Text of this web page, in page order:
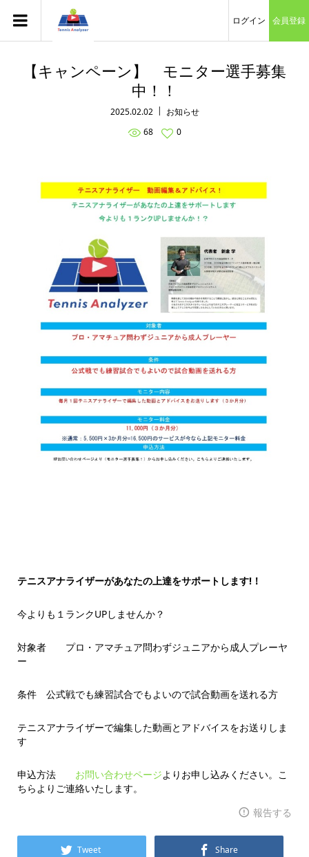
ログイン 会員登録
【キャンペーン】 モニター選手募集
中！！
2025.02.02
お知らせ
68
0
テニスアナライザーがあなたの上達をサポートします!！
今よりも１ランクUPしませんか？
対象者 プロ・アマチュア問わずジュニアから成人プレーヤ
ー
条件 公式戦でも練習試合でもよいので試合動画を送れる方
テニスアナライザーで編集した動画とアドバイスをお送りしま
す
申込方法 お問い合わせページよりお申し込みください。こ
ちらよりご連絡いたします。
報告する
Tweet Share